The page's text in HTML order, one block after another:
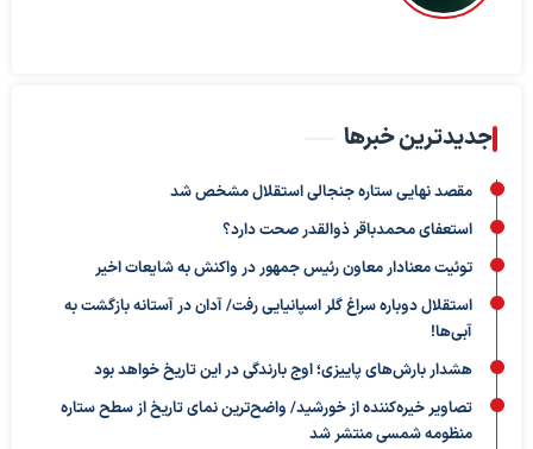
جدیدترین خبرها
مقصد نهایی ستاره جنجالی استقلال مشخص شد
استعفای محمدباقر ذوالقدر صحت دارد؟
توئیت معنادار معاون رئیس جمهور در واکنش به شایعات اخیر
استقلال دوباره سراغ گلر اسپانیایی رفت/ آدان در آستانه بازگشت به
آبی‌ها!
هشدار بارش‌های پاییزی؛ اوج بارندگی در این تاریخ خواهد بود
تصاویر خیره‌کننده از خورشید/ واضح‌ترین نمای تاریخ از سطح ستاره
منظومه شمسی منتشر شد